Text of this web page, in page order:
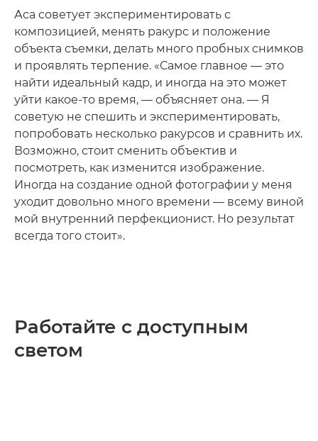
Аса советует экспериментировать с
композицией, менять ракурс и положение
объекта съемки, делать много пробных снимков
и проявлять терпение. «Самое главное — это
найти идеальный кадр, и иногда на это может
уйти какое-то время, — объясняет она. — Я
советую не спешить и экспериментировать,
попробовать несколько ракурсов и сравнить их.
Возможно, стоит сменить объектив и
посмотреть, как изменится изображение.
Иногда на создание одной фотографии у меня
уходит довольно много времени — всему виной
мой внутренний перфекционист. Но результат
всегда того стоит».
Работайте с доступным
светом